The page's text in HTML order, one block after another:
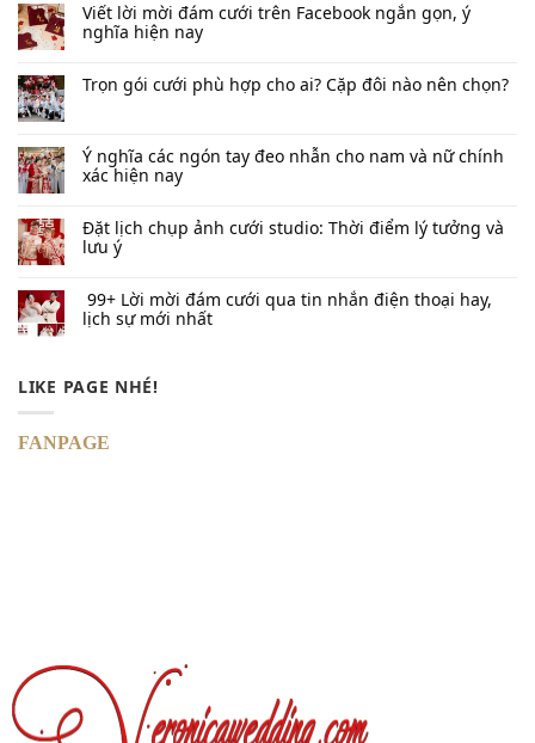
Viết lời mời đám cưới trên Facebook​ ngắn gọn, ý
nghĩa hiện nay
Trọn gói cưới phù hợp cho ai? Cặp đôi nào nên chọn?
Ý nghĩa các ngón tay đeo nhẫn cho nam và nữ chính
xác hiện nay
Đặt lịch chụp ảnh cưới studio: Thời điểm lý tưởng và
lưu ý
99+ Lời mời đám cưới qua tin nhắn​ điện thoại hay,
lịch sự mới nhất
LIKE PAGE NHÉ!
FANPAGE